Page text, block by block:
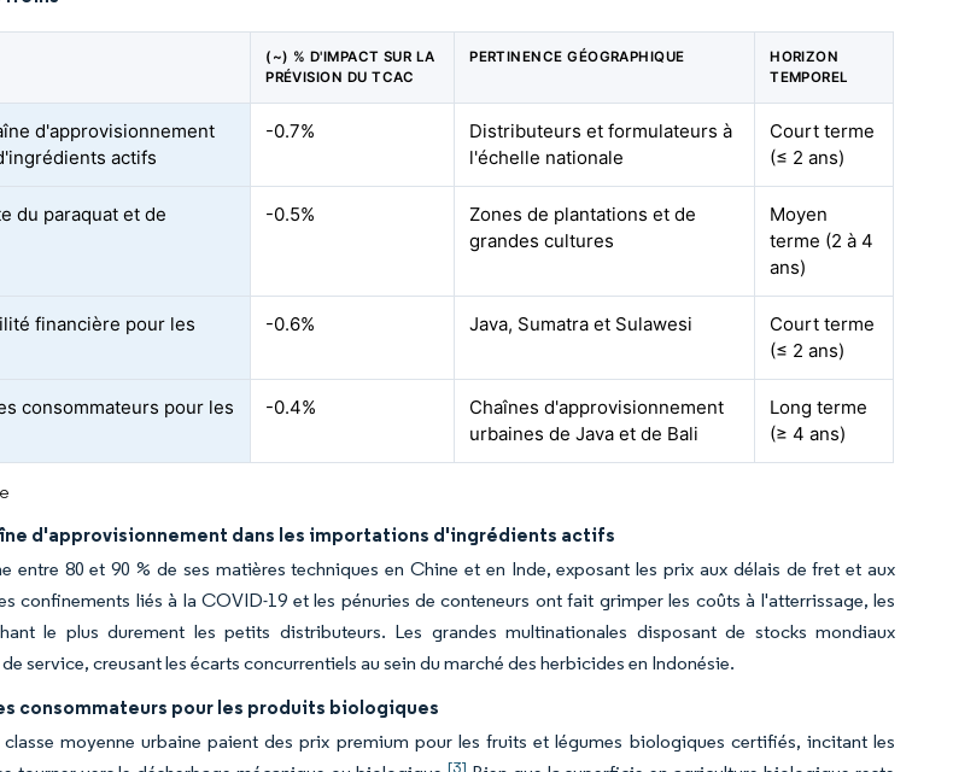
(~) % D'IMPACT SUR LA
PRÉVISION DU TCAC
PERTINENCE GÉOGRAPHIQUE
HORIZON
TEMPOREL
d'approvisionnement
actifs
-0.7%
Distributeurs et formulateurs à
l'échelle nationale
Court terme
(≤ 2 ans)
du paraquat et de
-0.5%
Zones de plantations et de
grandes cultures
Moyen
terme (2 à 4
ans)
financière pour les
-0.6% Java, Sumatra et Sulawesi
Court terme
(≤ 2 ans)
consommateurs pour les
-0.4%
Chaînes d'approvisionnement
urbaines de Java et de Bali
Long terme
(≥ 4 ans)
d'approvisionnement dans les importations d'ingrédients actifs
entre 80 et 90 % de ses matières techniques en Chine et en Inde, exposant les prix aux délais de fret et aux
confinements liés à la COVID-19 et les pénuries de conteneurs ont fait grimper les coûts à l'atterrissage, les
le plus durement les petits distributeurs. Les grandes multinationales disposant de stocks mondiaux
service, creusant les écarts concurrentiels au sein du marché des herbicides en Indonésie.
consommateurs pour les produits biologiques
moyenne urbaine paient des prix premium pour les fruits et légumes biologiques certifiés, incitant les
[3]